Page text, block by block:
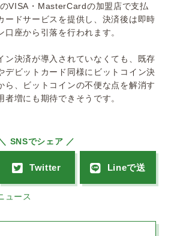
VISA・MasterCardの加盟店で支払
ードサービスを提供し、決済後は即時
座から引落を行われます。
ン決済が導入されていなくても、既存
デビットカード同様にビットコイン決
ら、ビットコインの不便な点を解消す
者増にも期待できそうです。
SNSでシェア ／
ュース